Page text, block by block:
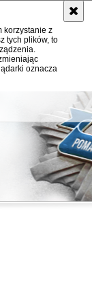
korzystanie z
tych plików, to
oznacza